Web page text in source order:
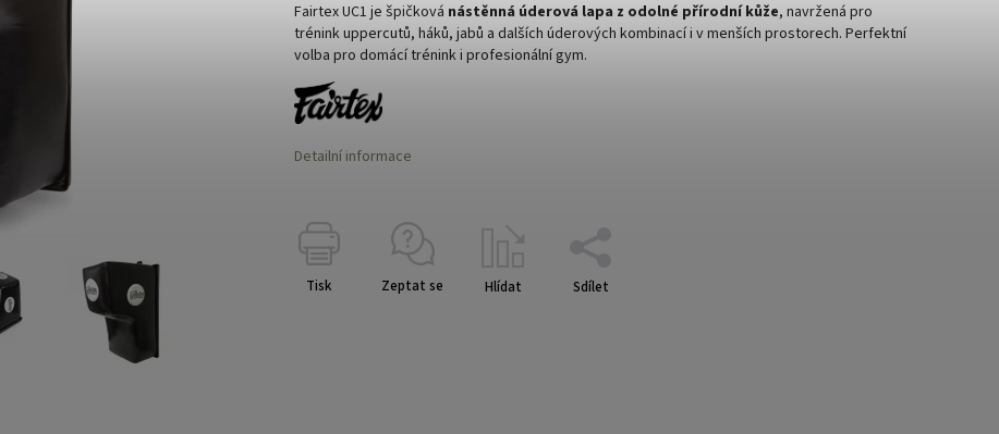
Fairtex UC1 je špičková nástěnná úderová lapa z odolné přírodní kůže, navržená pro
trénink uppercutů, háků, jabů a dalších úderových kombinací i v menších prostorech. Perfektní
volba pro domácí trénink i profesionální gym.
Detailní informace
Tisk Zeptat se Hlídat Sdílet